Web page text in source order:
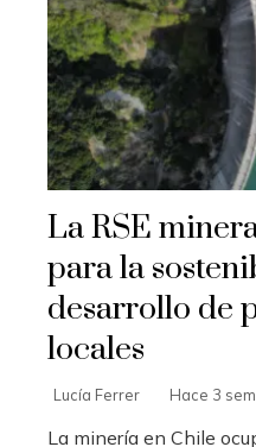
La RSE
para la
desarrollo de
locales
Lucía Ferrer Hace 3
La minería en Chile